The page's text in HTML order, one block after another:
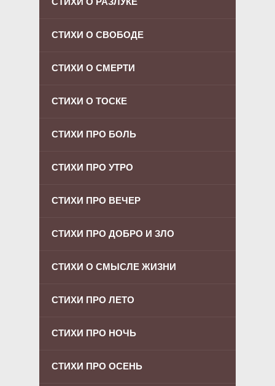
СТИХИ О СВОБОДЕ
СТИХИ О СМЕРТИ
СТИХИ О ТОСКЕ
СТИХИ ПРО БОЛЬ
СТИХИ ПРО УТРО
СТИХИ ПРО ВЕЧЕР
СТИХИ ПРО ДОБРО И ЗЛО
СТИХИ О СМЫСЛЕ ЖИЗНИ
СТИХИ ПРО ЛЕТО
СТИХИ ПРО НОЧЬ
СТИХИ ПРО ОСЕНЬ